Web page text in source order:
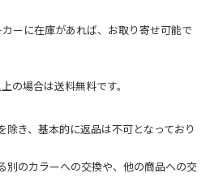
ーに在庫があれば、お取り寄せ可能で
の場合は送料無料です。
き、基本的に返品は不可となっており
別のカラーへの交換や、他の商品への交